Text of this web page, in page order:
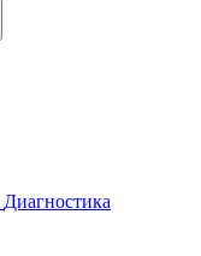
Диагностика